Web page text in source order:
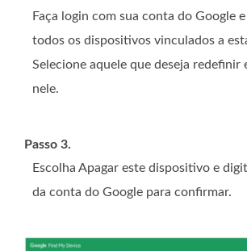
Faça login com sua conta do Google
todos os dispositivos vinculados a
Selecione aquele que deseja redefinir
nele.
Passo 3.
Escolha Apagar este dispositivo e
da conta do Google para confirmar.